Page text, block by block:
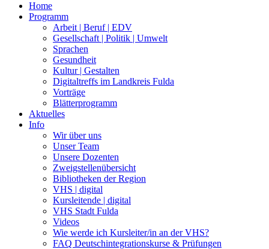
Home
Programm
Arbeit | Beruf | EDV
Gesellschaft | Politik | Umwelt
Sprachen
Gesundheit
Kultur | Gestalten
Digitaltreffs im Landkreis Fulda
Vorträge
Blätterprogramm
Aktuelles
Info
Wir über uns
Unser Team
Unsere Dozenten
Zweigstellenübersicht
Bibliotheken der Region
VHS | digital
Kursleitende | digital
VHS Stadt Fulda
Videos
Wie werde ich Kursleiter/in an der VHS?
FAQ Deutschintegrationskurse & Prüfungen